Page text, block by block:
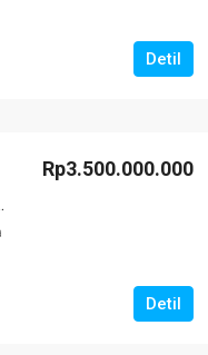
Detil
MLATI SLEMAN JOGJA
Rp3.500.000.000
Detil